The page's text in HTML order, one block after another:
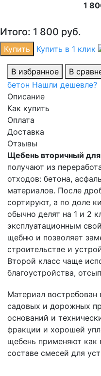
1
Итого: 1 800 руб.
Купить Купить в 1 клик
В избранное В
бетон Нашли дешевле?
Описание
Как купить
Оплата
Доставка
Отзывы
Щебень вторичный
получают из
отходов: бетона,
материалов. После
сортируют, а по доле
обычно делят на 1 и 2
эксплуатационным
щебню и позволяет
строительстве и
Второй класс чаще
благоустройства,
Материал востребован
садовых и дорожных
оснований и
фракции и хорошей
щебень применяют как
составе смесей для